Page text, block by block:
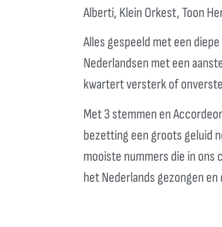
Alberti, Klein Orkest, Toon
Alles gespeeld met een
Nederlandsen met een
kwartert versterk of
Met 3 stemmen en
bezetting een groots geluid
mooiste nummers die in ons
het Nederlands gezongen en